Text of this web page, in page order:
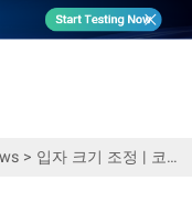
> 입자 크기 조정 | 코팅과 안료의 성능을 향상시키는 기술